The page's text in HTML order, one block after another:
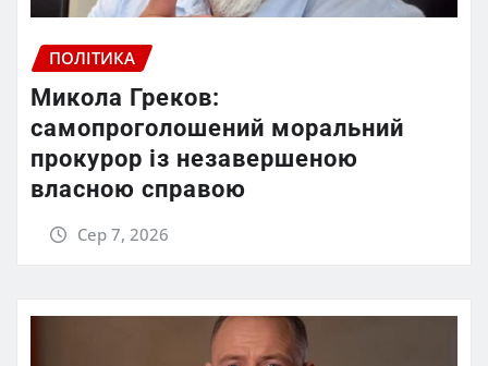
ПОЛІТИКА
Микола Греков:
самопроголошений моральний
прокурор із незавершеною
власною справою
Сер 7, 2026